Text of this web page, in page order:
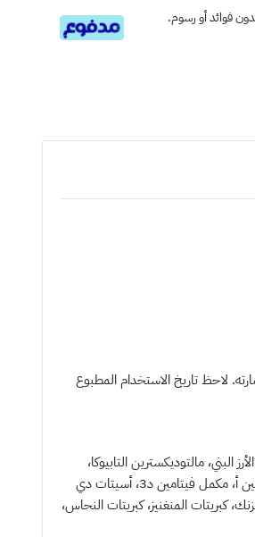
إلى 4 وحتى 6 دفعات، بدون فوائد أو رسوم.
أو الفريزر على الحفاظ على نضارته. لاحظ تاريخ الاستخدام المطبوع
مالتوديكسترين التابيوكا،
*السيليوم، *البرسيم، كربونات الكالسيوم، *وجبة الطحالب، البنتونيت، مزيج من فيتامين هـ (مصدر لفيتامين هـ)، *طحالب البحر، الملح، مكملات الفيتامينات/المعادن (بالميتات فيتامين أ، مكمل فيتامين د3، أسيتات دي
الزنك، كبريتات المنغنيز، كبريتات النحاس،